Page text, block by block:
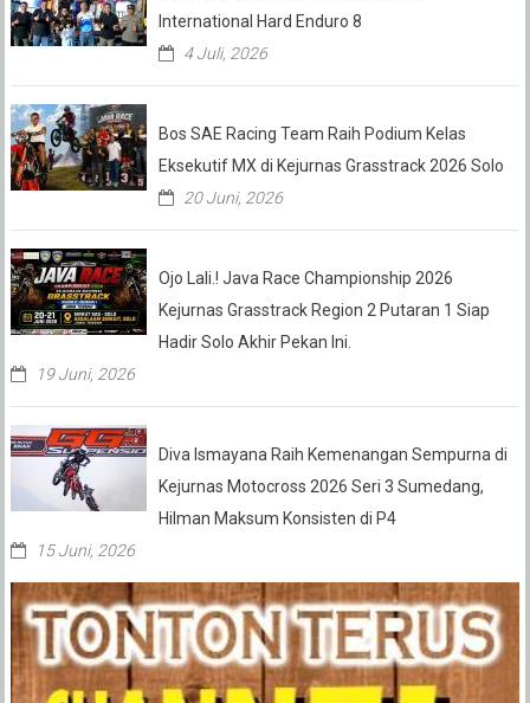
International Hard Enduro 8
4 Juli, 2026
Bos SAE Racing Team Raih Podium Kelas
Eksekutif MX di Kejurnas Grasstrack 2026 Solo
20 Juni, 2026
Ojo Lali.! Java Race Championship 2026
Kejurnas Grasstrack Region 2 Putaran 1 Siap
Hadir Solo Akhir Pekan Ini.
19 Juni, 2026
Diva Ismayana Raih Kemenangan Sempurna di
Kejurnas Motocross 2026 Seri 3 Sumedang,
Hilman Maksum Konsisten di P4
15 Juni, 2026